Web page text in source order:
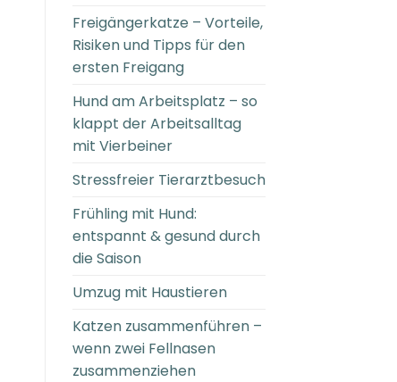
Freigängerkatze – Vorteile,
Risiken und Tipps für den
ersten Freigang
Hund am Arbeitsplatz – so
klappt der Arbeitsalltag
mit Vierbeiner
Stressfreier Tierarztbesuch
Frühling mit Hund:
entspannt & gesund durch
die Saison
Umzug mit Haustieren
Katzen zusammenführen –
wenn zwei Fellnasen
zusammenziehen